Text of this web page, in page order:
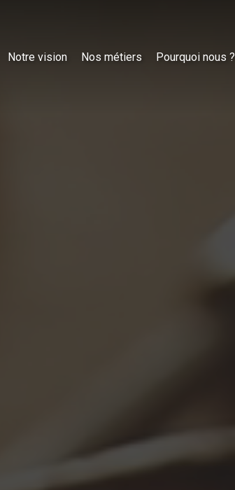
Notre vision Nos métiers Pourquoi nous ?